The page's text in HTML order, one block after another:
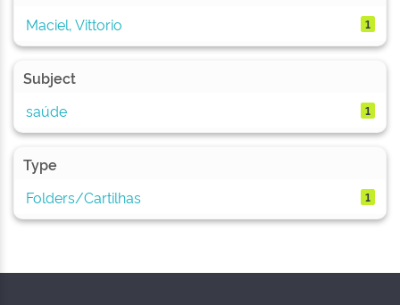
Maciel, Vittorio
1
Subject
saúde
1
Type
Folders/Cartilhas
1